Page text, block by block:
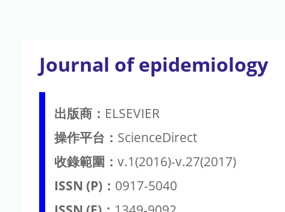
Journal of epidemiology
出版商： ELSEVIER
操作平台： ScienceDirect
收錄範圍： v.1(2016)-v.27(2017)
ISSN (P)： 0917-5040